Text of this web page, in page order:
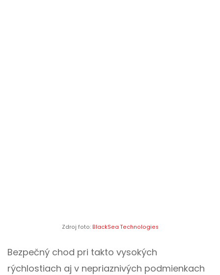
Zdroj foto: BlackSea Technologies
Bezpečný chod pri takto vysokých
rýchlostiach aj v nepriaznivých podmienkach